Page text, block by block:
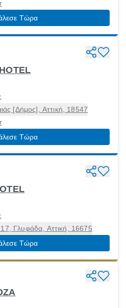
Τώρα
[Δήμος], Αττική, 18547
Τώρα
Γλυφάδα, Αττική, 16675
Τώρα